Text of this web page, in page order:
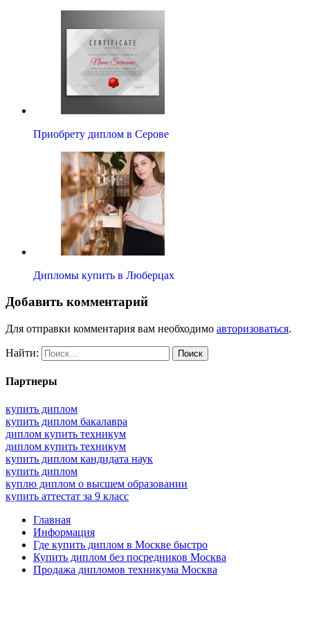
Приобрету диплом в Серове
Дипломы купить в Люберцах
Добавить комментарий
Для отправки комментария вам необходимо авторизоваться.
Найти:
Партнеры
купить диплом
купить диплом бакалавра
диплом купить техникум
диплом купить техникум
купить диплом кандидата наук
купить диплом
куплю диплом о высшем образовании
купить аттестат за 9 класс
Главная
Информация
Где купить диплом в Москве быстро
Купить диплом без посредников Москва
Продажа дипломов техникума Москва